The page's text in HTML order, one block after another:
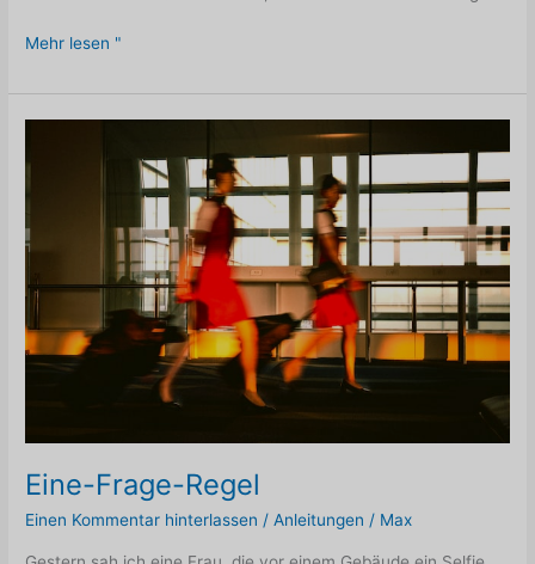
Wie
Ihr
Unterbewusstsein
programmieren
Mehr lesen "
Eine-Frage-Regel
Einen Kommentar hinterlassen / Anleitungen / Max